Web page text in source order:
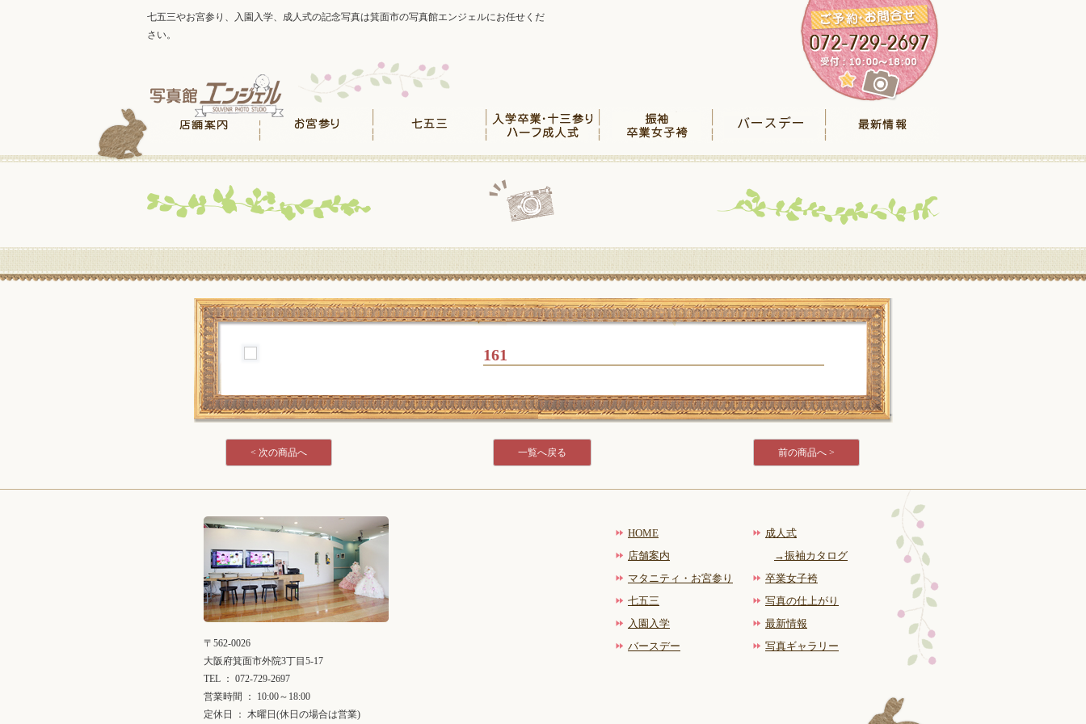
七五三やお宮参り、入園入学、成人式の記念写真は箕面市の写真館エンジェルにお任せくだ
さい。
161
< 次の商品へ 一覧へ戻る 前の商品へ >
〒562-0026
大阪府箕面市外院3丁目5-17
TEL ： 072-729-2697
営業時間 ： 10:00～18:00
定休日 ： 木曜日(休日の場合は営業)
HOME
店舗案内
マタニティ・お宮参り
七五三
入園入学
バースデー
成人式
→振袖カタログ
卒業女子袴
写真の仕上がり
最新情報
写真ギャラリー